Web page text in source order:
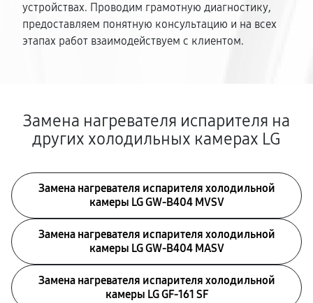
устройствах. Проводим грамотную диагностику,
предоставляем понятную консультацию и на всех
этапах работ взаимодействуем с клиентом.
Замена нагревателя испарителя на
других холодильных камерах LG
Замена нагревателя испарителя холодильной
камеры LG GW-B404 MVSV
Замена нагревателя испарителя холодильной
камеры LG GW-B404 MASV
Замена нагревателя испарителя холодильной
камеры LG GF-161 SF